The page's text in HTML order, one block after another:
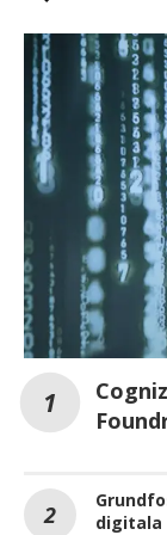
digitala